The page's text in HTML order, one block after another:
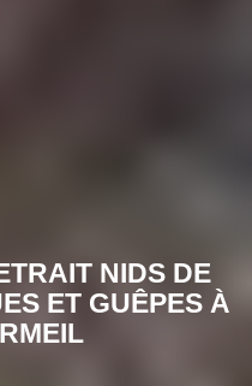
NIDS DE
ET GUÊPES À